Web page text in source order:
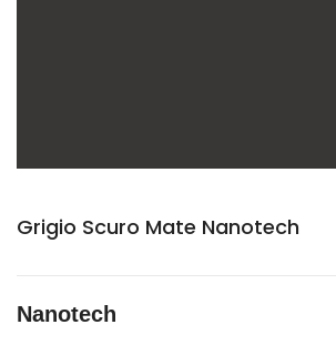
Grigio Scuro Mate Nanotech
Nanotech